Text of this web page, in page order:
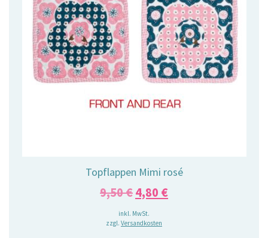
Topflappen Mimi rosé
9,50€Ursprünglicher
Preis
war:
4,80 €Aktueller
inkl. MwSt.
zzgl. Versandkosten